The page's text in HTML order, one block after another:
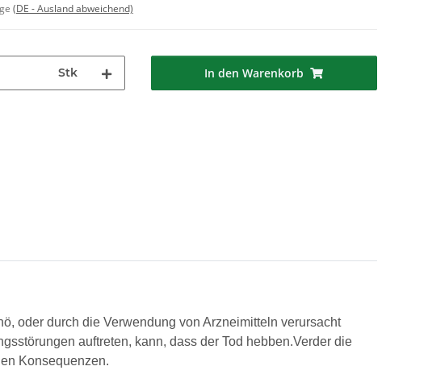
(DE - Ausland abweichend)
Stk In den Warenkorb
oder durch die Verwendung von Arzneimitteln verursacht
auftreten, kann, dass der Tod hebben.Verder die
Konsequenzen.